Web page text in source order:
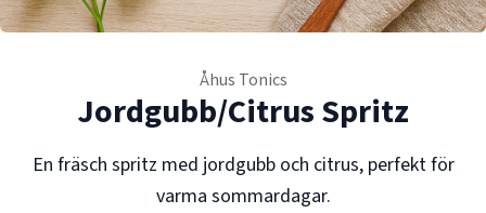
Åhus Tonics
Jordgubb/Citrus Spritz
En fräsch spritz med jordgubb och citrus, perfekt för
varma sommardagar.